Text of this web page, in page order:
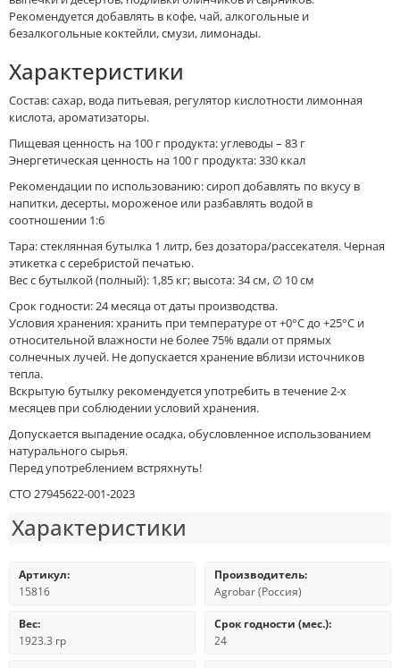
Рекомендуется добавлять в кофе, чай, алкогольные и
безалкогольные коктейли, смузи, лимонады.
Характеристики
Состав: сахар, вода питьевая, регулятор кислотности лимонная
кислота, ароматизаторы.
Пищевая ценность на 100 г продукта: углеводы – 83 г
Энергетическая ценность на 100 г продукта: 330 ккал
Рекомендации по использованию: сироп добавлять по вкусу в
напитки, десерты, мороженое или разбавлять водой в
соотношении 1:6
Тара: стеклянная бутылка 1 литр, без дозатора/рассекателя. Черная
этикетка с серебристой печатью.
Вес с бутылкой (полный): 1,85 кг; высота: 34 см, ∅ 10 см
Срок годности: 24 месяца от даты производства.
Условия хранения: хранить при температуре от +0°С до +25°С и
относительной влажности не более 75% вдали от прямых
солнечных лучей. Не допускается хранение вблизи источников
тепла.
Вскрытую бутылку рекомендуется употребить в течение 2-х
месяцев при соблюдении условий хранения.
Допускается выпадение осадка, обусловленное использованием
натурального сырья.
Перед употреблением встряхнуть!
СТО 27945622-001-2023
Характеристики
Артикул:
15816
Производитель:
Agrobar (Россия)
Вес:
1923.3 гр
Срок годности (мес.):
24